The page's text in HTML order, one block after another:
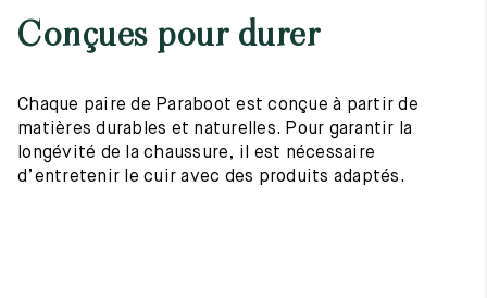
Conçues pour durer
Chaque paire de Paraboot est conçue à partir de
matières durables et naturelles. Pour garantir la
longévité de la chaussure, il est nécessaire
d’entretenir le cuir avec des produits adaptés.